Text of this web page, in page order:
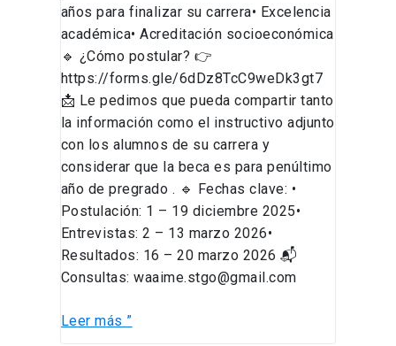
años para finalizar su carrera• Excelencia
académica• Acreditación socioeconómica
🔹 ¿Cómo postular? 👉
https://forms.gle/6dDz8TcC9weDk3gt7
📩 Le pedimos que pueda compartir tanto
la información como el instructivo adjunto
con los alumnos de su carrera y
considerar que la beca es para penúltimo
año de pregrado . 🔹 Fechas clave: •
Postulación: 1 – 19 diciembre 2025•
Entrevistas: 2 – 13 marzo 2026•
Resultados: 16 – 20 marzo 2026 📬
Consultas: waaime.stgo@gmail.com
Leer más ”